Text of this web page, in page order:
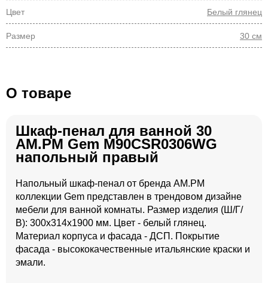
Цвет Белый глянец
Размер 30 см
О товаре
Шкаф-пенал для ванной 30
AM.PM Gem M90CSR0306WG
напольный правый
Напольный шкаф-пенал от бренда AM.PM
коллекции Gem представлен в трендовом дизайне
мебели для ванной комнаты. Размер изделия (Ш/Г/
В): 300x314x1900 мм. Цвет - белый глянец.
Материал корпуса и фасада - ДСП. Покрытие
фасада - высококачественные итальянские краски и
эмали.